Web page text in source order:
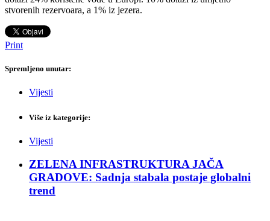
stvorenih rezervoara, a 1% iz jezera.
Print
Spremljeno unutar:
Vijesti
Više iz kategorije:
Vijesti
ZELENA INFRASTRUKTURA JAČA
GRADOVE: Sadnja stabala postaje globalni
trend